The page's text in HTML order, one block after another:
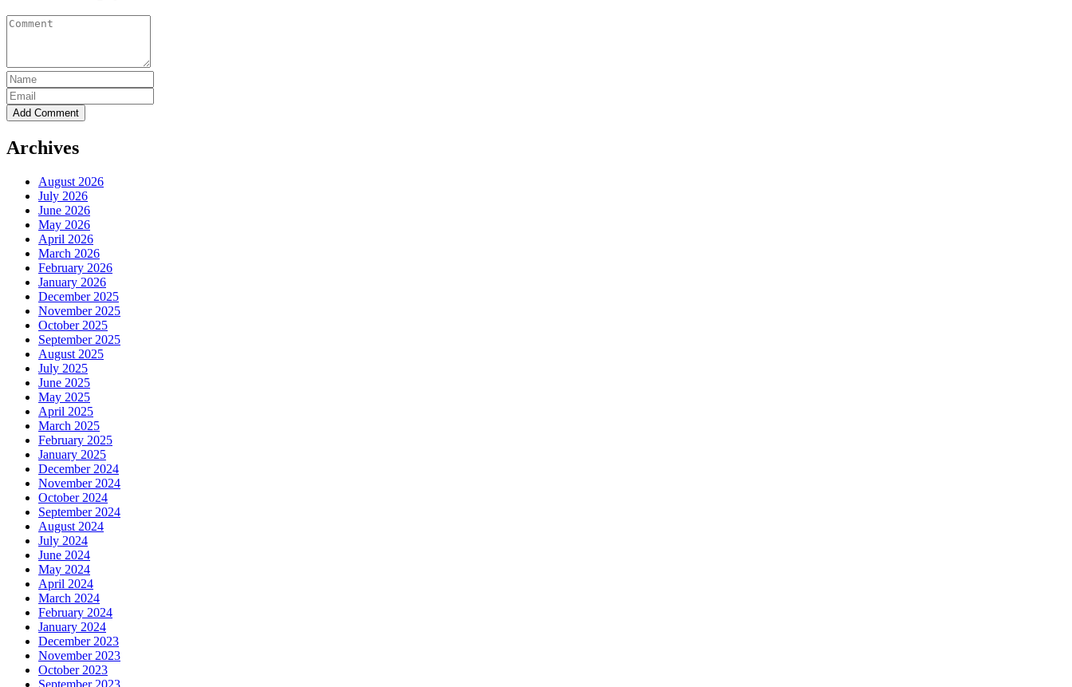
Archives
August 2026
July 2026
June 2026
May 2026
April 2026
March 2026
February 2026
January 2026
December 2025
November 2025
October 2025
September 2025
August 2025
July 2025
June 2025
May 2025
April 2025
March 2025
February 2025
January 2025
December 2024
November 2024
October 2024
September 2024
August 2024
July 2024
June 2024
May 2024
April 2024
March 2024
February 2024
January 2024
December 2023
November 2023
October 2023
September 2023